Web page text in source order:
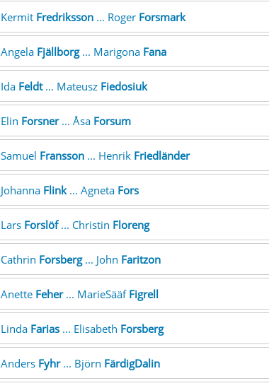
Kermit Fredriksson... Roger Forsmark
Angela Fjällborg... Marigona Fana
Ida Feldt... Mateusz Fiedosiuk
Elin Forsner... Åsa Forsum
Samuel Fransson... Henrik Friedländer
Johanna Flink... Agneta Fors
Lars Forslöf... Christin Floreng
Cathrin Forsberg... John Faritzon
Anette Feher... MarieSääf Figrell
Linda Farias... Elisabeth Forsberg
Anders Fyhr... Björn FärdigDalin